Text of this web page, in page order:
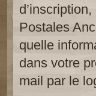
Postales
quelle
dans votre
mail par le